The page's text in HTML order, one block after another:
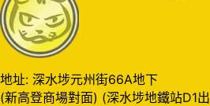
地址: 深水埗元州街66A地下
(新高登商場對面) (深水埗地鐵站D1出